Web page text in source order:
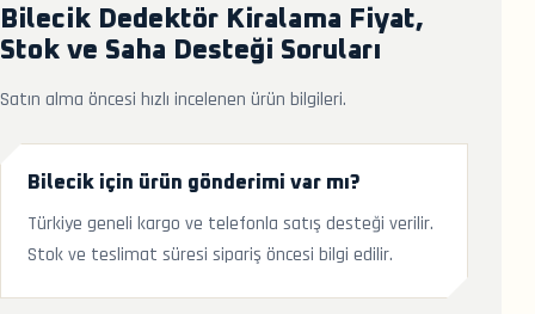
Bilecik Dedektör Kiralama Fiyat,
Stok ve Saha Desteği Soruları
Satın alma öncesi hızlı incelenen ürün bilgileri.
Bilecik için ürün gönderimi var mı?
Türkiye geneli kargo ve telefonla satış desteği verilir.
Stok ve teslimat süresi sipariş öncesi bilgi edilir.